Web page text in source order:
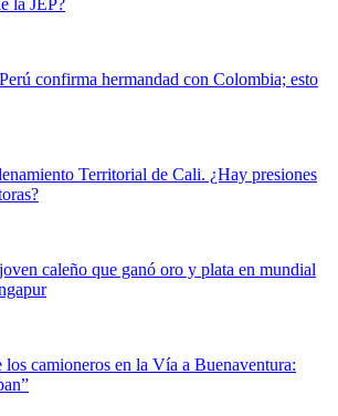
la JEP?
confirma hermandad con Colombia; esto
Territorial de Cali. ¿Hay presiones
caleño que ganó oro y plata en mundial
camioneros en la Vía a Buenaventura: